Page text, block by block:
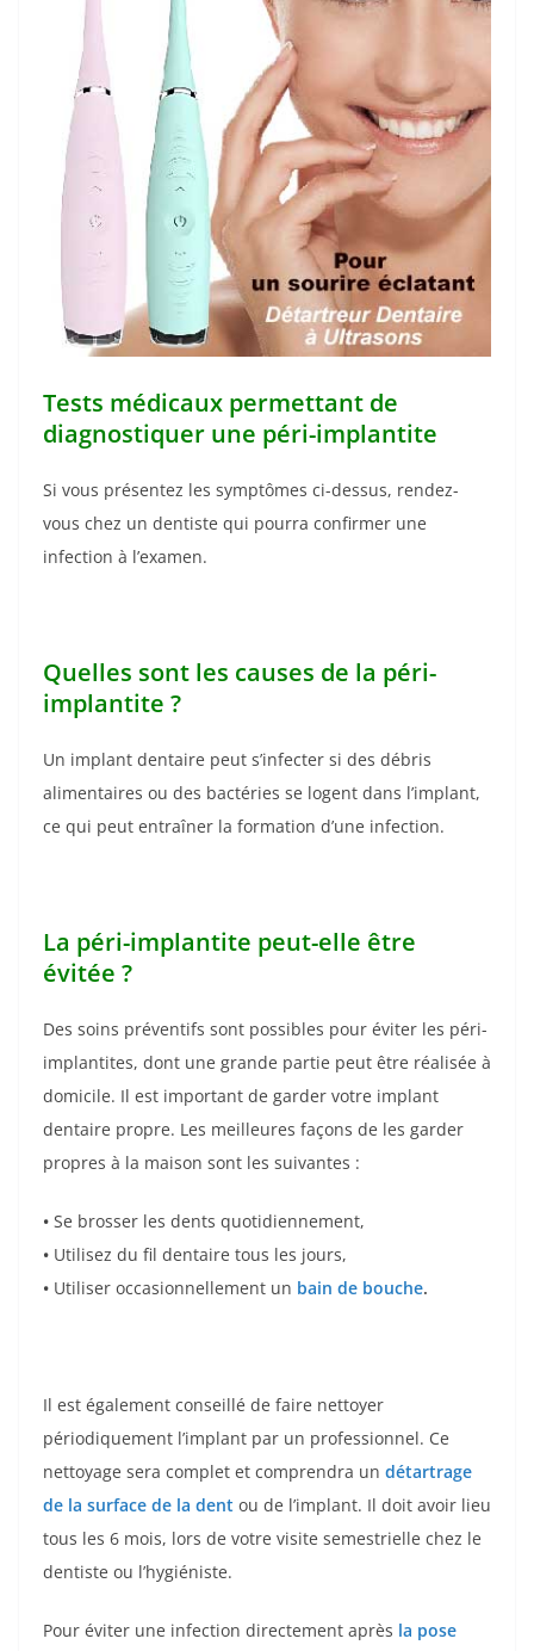
Tests médicaux permettant de
diagnostiquer une péri-implantite
Si vous présentez les symptômes ci-dessus, rendez-
vous chez un dentiste qui pourra confirmer une
infection à l’examen.
Quelles sont les causes de la péri-
implantite ?
Un implant dentaire peut s’infecter si des débris
alimentaires ou des bactéries se logent dans l’implant,
ce qui peut entraîner la formation d’une infection.
La péri-implantite peut-elle être
évitée ?
Des soins préventifs sont possibles pour éviter les péri-
implantites, dont une grande partie peut être réalisée à
domicile. Il est important de garder votre implant
dentaire propre. Les meilleures façons de les garder
propres à la maison sont les suivantes :
• Se brosser les dents quotidiennement,
• Utilisez du fil dentaire tous les jours,
• Utiliser occasionnellement un bain de bouche.
Il est également conseillé de faire nettoyer
périodiquement l’implant par un professionnel. Ce
nettoyage sera complet et comprendra un détartrage
de la surface de la dent ou de l’implant. Il doit avoir lieu
tous les 6 mois, lors de votre visite semestrielle chez le
dentiste ou l’hygiéniste.
Pour éviter une infection directement après la pose